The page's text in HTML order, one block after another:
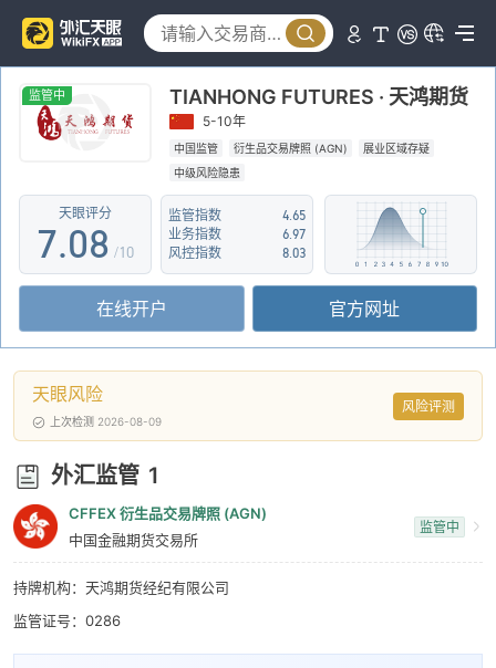
监管中 TIANHONG FUTURES · 天鸿期货
5-10年
中国监管 衍生品交易牌照 (AGN)
展业区域存疑
中级风险隐患
天眼评分
2
3
4
5
6
7
8
9
.0
1
2
3
4
5
6
7
8
9
3
4
5
7
8
9
/10
监管指数
4.65
业务指数
6.97
风控指数
8.03
在线开户 官方网址
天眼风险
上次检测 2026-08-09
风险评测
外汇监管 1
CFFEX 衍生品交易牌照 (AGN)
中国金融期货交易所
监管中
持牌机构：天鸿期货经纪有限公司
监管证号：0286